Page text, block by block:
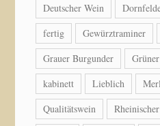
Deutscher Wein
fertig
Gewürztraminer
Grauer Burgunder
kabinett
Lieblich
Qualitätswein